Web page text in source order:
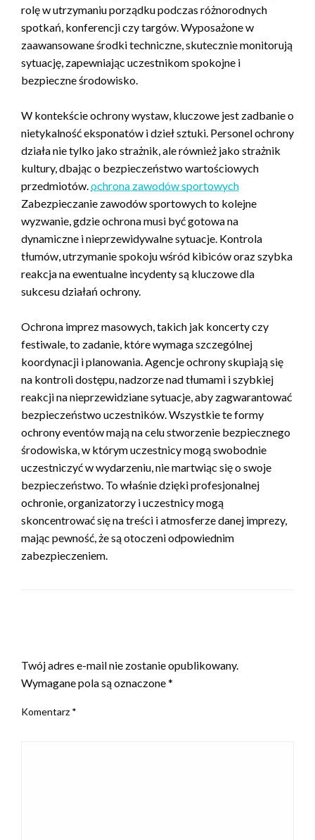
rolę w utrzymaniu porządku podczas różnorodnych
spotkań, konferencji czy targów. Wyposażone w
zaawansowane środki techniczne, skutecznie monitorują
sytuację, zapewniając uczestnikom spokojne i
bezpieczne środowisko.
W kontekście ochrony wystaw, kluczowe jest zadbanie o
nietykalność eksponatów i dzieł sztuki. Personel ochrony
działa nie tylko jako strażnik, ale również jako strażnik
kultury, dbając o bezpieczeństwo wartościowych
przedmiotów. ochrona zawodów sportowych
Zabezpieczanie zawodów sportowych to kolejne
wyzwanie, gdzie ochrona musi być gotowa na
dynamiczne i nieprzewidywalne sytuacje. Kontrola
tłumów, utrzymanie spokoju wśród kibiców oraz szybka
reakcja na ewentualne incydenty są kluczowe dla
sukcesu działań ochrony.
Ochrona imprez masowych, takich jak koncerty czy
festiwale, to zadanie, które wymaga szczególnej
koordynacji i planowania. Agencje ochrony skupiają się
na kontroli dostępu, nadzorze nad tłumami i szybkiej
reakcji na nieprzewidziane sytuacje, aby zagwarantować
bezpieczeństwo uczestników. Wszystkie te formy
ochrony eventów mają na celu stworzenie bezpiecznego
środowiska, w którym uczestnicy mogą swobodnie
uczestniczyć w wydarzeniu, nie martwiąc się o swoje
bezpieczeństwo. To właśnie dzięki profesjonalnej
ochronie, organizatorzy i uczestnicy mogą
skoncentrować się na treści i atmosferze danej imprezy,
mając pewność, że są otoczeni odpowiednim
zabezpieczeniem.
Twój adres e-mail nie zostanie opublikowany.
Wymagane pola są oznaczone*
Komentarz *